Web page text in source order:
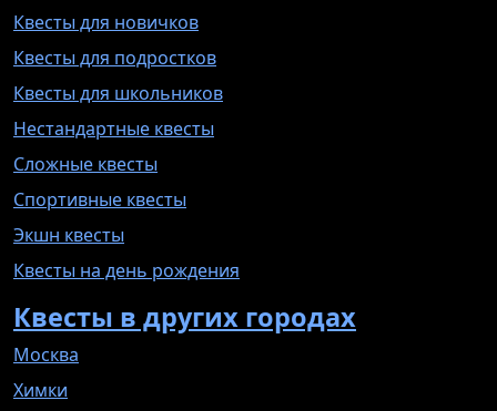
Квесты для новичков
Квесты для подростков
Квесты для школьников
Нестандартные квесты
Сложные квесты
Спортивные квесты
Экшн квесты
Квесты на день рождения
Квесты в других городах
Москва
Химки